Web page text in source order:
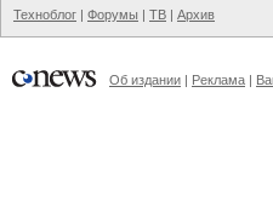
Техноблог | Форумы | ТВ | Архив
Об издании | Реклама |